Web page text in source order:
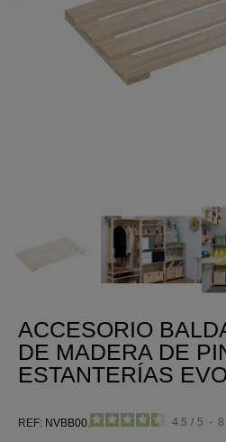
ACCESORIO
DE MADERA DE
ESTANTERÍAS
REF NVBB00.99 4.5 / 5 - 8